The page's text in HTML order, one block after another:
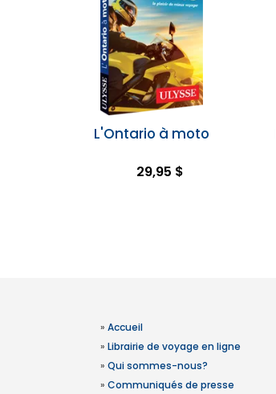
L'Ontario à moto
29,95 $
» Accueil
» Librairie de voyage en ligne
» Qui sommes-nous?
» Communiqués de presse